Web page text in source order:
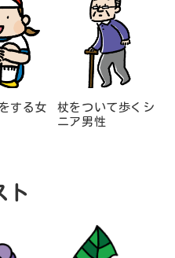
する女
杖をついて歩くシ
ニア男性
ト